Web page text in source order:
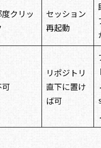
クリッ
セッション
再起動
リポジトリ
直下に置け
ば可